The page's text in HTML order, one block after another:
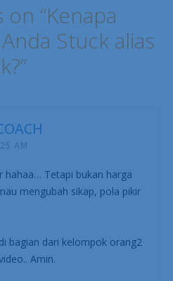
“Kenapa
Stuck alias
”
AM
hahaa… Tetapi bukan harga
mengubah sikap, pola pikir
bagian dari kelompok orang2
Amin.